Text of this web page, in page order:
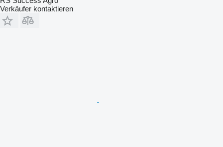
Verkäufer kontaktieren